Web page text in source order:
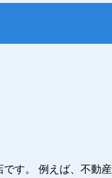
す。 例えば、不動産